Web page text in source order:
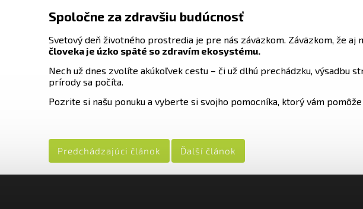
Spoločne za zdravšiu budúcnosť
Svetový deň životného prostredia je pre nás záväzkom. Záväzkom, že
človeka je úzko späté so zdravím ekosystému.
Nech už dnes zvolíte akúkoľvek cestu – či už dlhú prechádzku, výsadbu
prírody sa počíta.
Pozrite si našu ponuku a vyberte si svojho pomocníka, ktorý vám
Predchádzajúci článok Ďalší článok